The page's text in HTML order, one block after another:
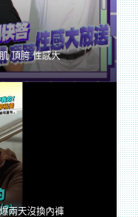
頂胯 性感大
兩天沒換內褲